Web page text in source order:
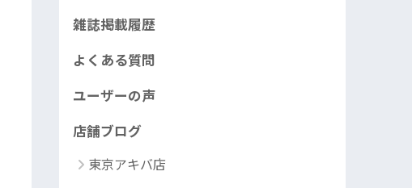
雑誌掲載履歴
よくある質問
ユーザーの声
店舗ブログ
東京アキバ店